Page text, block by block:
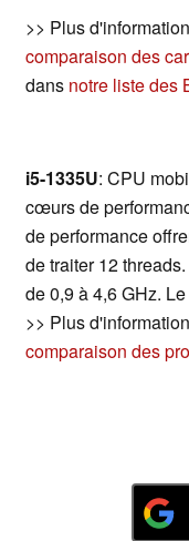
>> Plus
comparaison des
dans notre liste des
i5-1335U: CPU
cœurs de
de performance
de traiter 12
de 0,9 à 4,6 GHz.
>> Plus
comparaison des